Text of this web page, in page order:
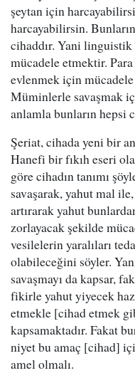
şeytan için
harcayabilirsin.
cihaddır. Yani
mücadele etmektir.
evlenmek için
Müminlerle savaşmak
anlamla bunların hepsi
Şeriat, cihada yeni bir
Hanefi bir fıkıh eseri
göre cihadın tanımı
savaşarak, yahut mal
artırarak yahut
zorlayacak şekilde
vesilelerin yaralıları
olabileceğini söyler.
savaşmayı da kapsar,
fikirle yahut yiyecek
etmekle [cihad etmek
kapsamaktadır. Fakat
niyet bu amaç [cihad]
amel olmalı.